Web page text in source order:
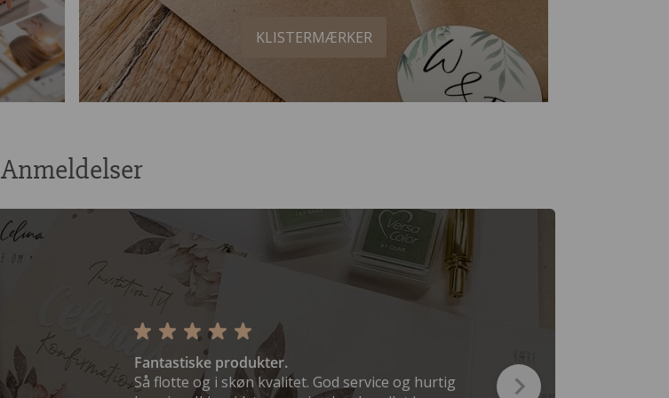
KLISTERMÆRKER
Anmeldelser
Fantastiske produkter.
Så flotte og i skøn kvalitet. God service og hurtig